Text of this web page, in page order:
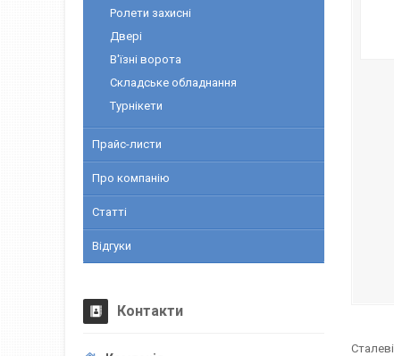
Сталеві
Ролети захисні
Двері
В'їзні ворота
Складське обладнання
Турнікети
Прайс-листи
Про компанію
Статті
Відгуки
Контакти